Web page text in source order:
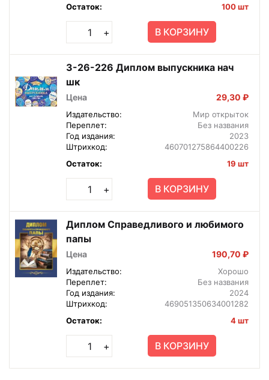
Остаток:
100 шт
+ В КОРЗИНУ
3-26-226 Диплом выпускника нач
шк
Цена 29,30 ₽
Издательство:
Мир открыток
Переплет:
Без названия
Год издания:
2023
Штрихкод:
460701275864400226
Остаток:
19 шт
+ В КОРЗИНУ
Диплом Справедливого и любимого
папы
Цена 190,70 ₽
Издательство:
Хорошо
Переплет:
Без названия
Год издания:
2024
Штрихкод:
469051350634001282
Остаток:
4 шт
+ В КОРЗИНУ